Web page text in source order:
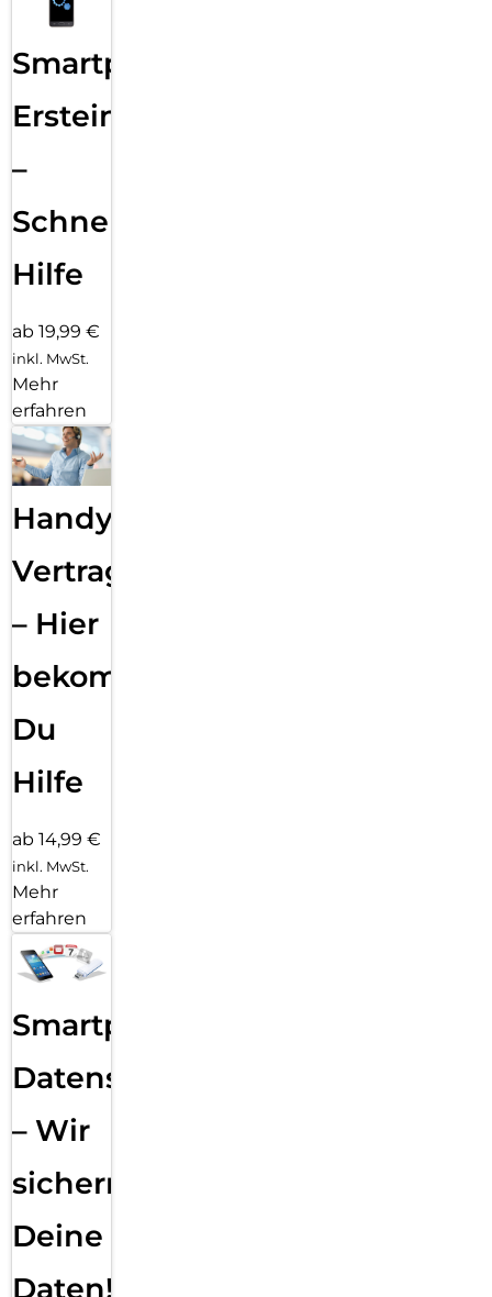
Smartphone
Ersteinrichtung
–
Schnelle
Hilfe
ab 19,99 €
inkl. MwSt.
Mehr
erfahren
Handy
Vertragsabwicklung
– Hier
bekommst
Du
Hilfe
ab 14,99 €
inkl. MwSt.
Mehr
erfahren
Smartphone
Datensicherung
– Wir
sichern
Deine
Daten!